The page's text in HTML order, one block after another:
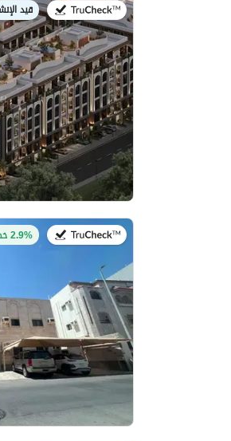
في:قيد
في:27 يوليو 20262.9% خصم